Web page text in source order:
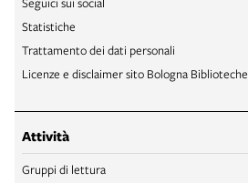
Statistiche
Trattamento dei dati personali
Licenze e disclaimer sito Bologna Biblioteche
Attività
Gruppi di lettura